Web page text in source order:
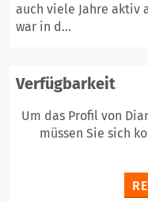
auch viele Jahre aktiv
war in d...
Verfügbarkeit
Um das Profil von
müssen Sie sich